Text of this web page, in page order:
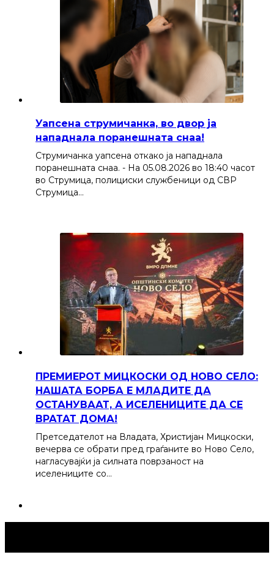
Уапсена струмичанка, во двор ја
нападнала поранешната снаа!
Струмичанка уапсена откако ја нападнала
поранешната снаа. - На 05.08.2026 во 18:40 часот
во Струмица, полициски службеници од СВР
Струмица…
ПРЕМИЕРОТ МИЦКОСКИ ОД НОВО СЕЛО:
НАШАТА БОРБА Е МЛАДИТЕ ДА
ОСТАНУВААТ, А ИСЕЛЕНИЦИТЕ ДА СЕ
ВРАТАТ ДОМА!
Претседателот на Владата, Христијан Мицкоски,
вечерва се обрати пред граѓаните во Ново Село,
нагласувајќи ја силната поврзаност на
иселениците со…